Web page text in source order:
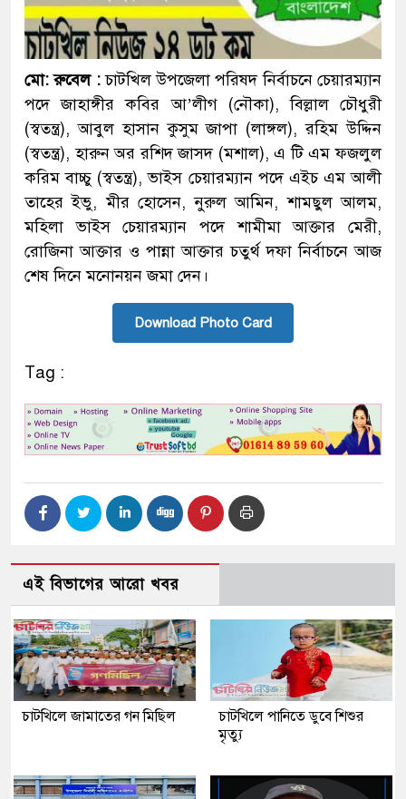
মো: রুবেল :চাটখিল উপজেলা পরিষদ নির্বাচনে চেয়ারম্যান
পদে জাহাঙ্গীর কবির আ’লীগ (নৌকা), বিল্লাল চৌধুরী
(স্বতন্ত্র), আবুল হাসান কুসুম জাপা (লাঙ্গল), রহিম উদ্দিন
(স্বতন্ত্র), হারুন অর রশিদ জাসদ (মশাল), এ টি এম ফজলুল
করিম বাচ্চু (স্বতন্ত্র), ভাইস চেয়ারম্যান পদে এইচ এম আলী
তাহের ইভু, মীর হোসেন, নুরুল আমিন, শামছুল আলম,
মহিলা ভাইস চেয়ারম্যান পদে শামীমা আক্তার মেরী,
রোজিনা আক্তার ও পান্না আক্তার চতুর্থ দফা নির্বাচনে আজ
শেষ দিনে মনোনয়ন জমা দেন।
Download Photo Card
Tag :
এই বিভাগের আরো খবর
চাটখিলে জামাতের গন মিছিল
চাটখিলে পানিতে ডুবে শিশুর
মৃত্যু